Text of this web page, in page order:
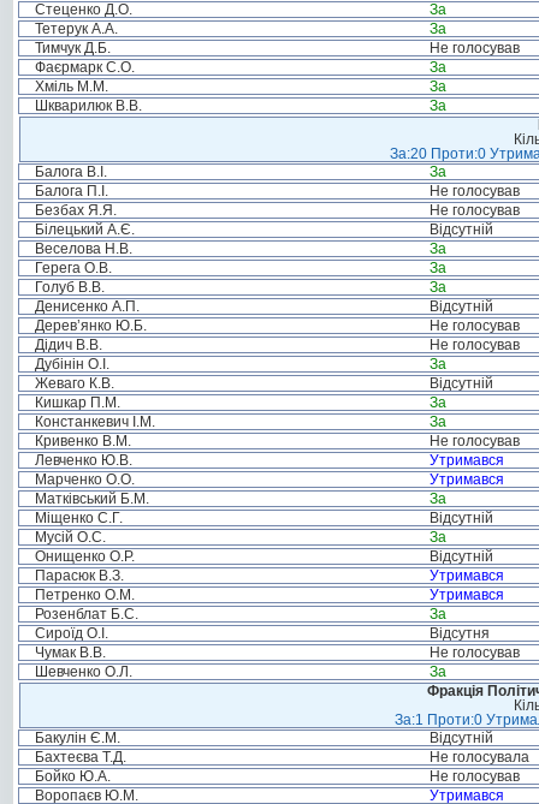
Стеценко Д.О.
За
Тетерук А.А.
За
Тимчук Д.Б.
Не голосував
Фаєрмарк С.О.
За
Хміль М.М.
За
Шкварилюк В.В.
За
За:20 Проти:0
Балога В.І.
За
Балога П.І.
Не голосував
Безбах Я.Я.
Не голосував
Білецький А.Є.
Відсутній
Веселова Н.В.
За
Герега О.В.
За
Голуб В.В.
За
Денисенко А.П.
Відсутній
Дерев’янко Ю.Б.
Не голосував
Дідич В.В.
Не голосував
Дубінін О.І.
За
Жеваго К.В.
Відсутній
Кишкар П.М.
За
Констанкевич І.М.
За
Кривенко В.М.
Не голосував
Левченко Ю.В.
Утримався
Марченко О.О.
Утримався
Матківський Б.М.
За
Міщенко С.Г.
Відсутній
Мусій О.С.
За
Онищенко О.Р.
Відсутній
Парасюк В.З.
Утримався
Петренко О.М.
Утримався
Розенблат Б.С.
За
Сироїд О.І.
Відсутня
Чумак В.В.
Не голосував
Шевченко О.Л.
За
Фракція
За:1 Проти:0
Бакулін Є.М.
Відсутній
Бахтеєва Т.Д.
Не голосувала
Бойко Ю.А.
Не голосував
Воропаєв Ю.М.
Утримався